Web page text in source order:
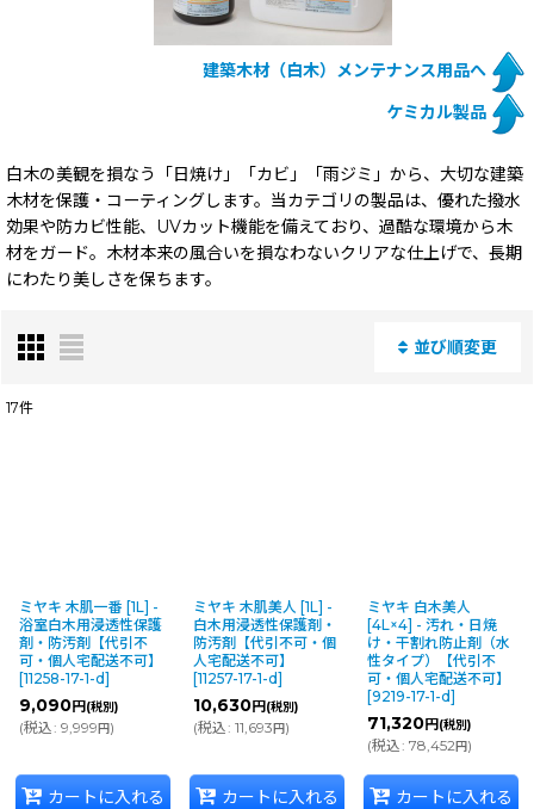
建築木材（白木）メンテナンス用品へ
ケミカル製品
白木の美観を損なう「日焼け」「カビ」「雨ジミ」から、大切な建築
木材を保護・コーティングします。当カテゴリの製品は、優れた撥水
効果や防カビ性能、UVカット機能を備えており、過酷な環境から木
材をガード。木材本来の風合いを損なわないクリアな仕上げで、長期
にわたり美しさを保ちます。
並び順変更
17件
ミヤキ 木肌一番 [1L] -
浴室白木用浸透性保護
剤・防汚剤【代引不
可・個人宅配送不可】
[11258-17-1-d]
9,090円 (税別)
(税込: 9,999円)
カートに入れる
ミヤキ 木肌美人 [1L] -
白木用浸透性保護剤・
防汚剤【代引不可・個
人宅配送不可】
[11257-17-1-d]
10,630円 (税別)
(税込: 11,693円)
カートに入れる
ミヤキ 白木美人
[4L×4] - 汚れ・日焼
け・干割れ防止剤（水
性タイプ）【代引不
可・個人宅配送不可】
[9219-17-1-d]
71,320円 (税別)
(税込: 78,452円)
カートに入れる